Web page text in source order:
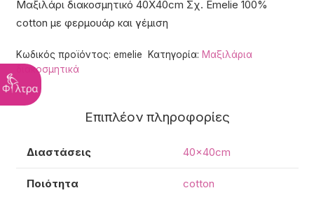
Μαξιλάρι διακοσμητικό 40Χ40cm Σχ. Emelie 100%
cotton με φερμουάρ και γέμιση
Κωδικός προϊόντος: emelie Κατηγορία: Μαξιλάρια
διακοσμητικά
Επιπλέον πληροφορίες
Διαστάσεις 40x40cm
Ποιότητα cotton